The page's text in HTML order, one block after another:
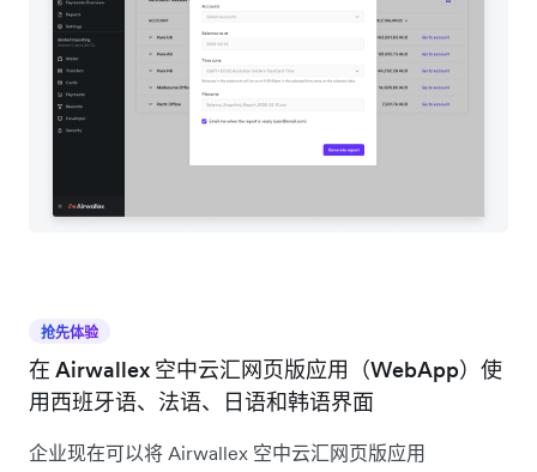
抢先体验
在 Airwallex 空中云汇网页版应用（WebApp）使
用西班牙语、法语、日语和韩语界面
企业现在可以将 Airwallex 空中云汇网页版应用